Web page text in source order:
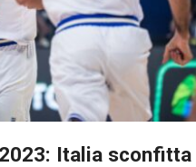
Italia sconfitta